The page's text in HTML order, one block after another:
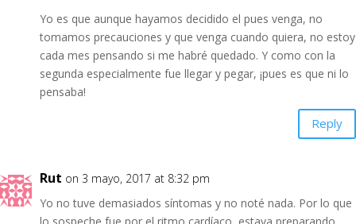
Yo es que aunque hayamos decidido el pues venga, no
tomamos precauciones y que venga cuando quiera, no estoy
cada mes pensando si me habré quedado. Y como con la
segunda especialmente fue llegar y pegar, ¡pues es que ni lo
pensaba!
Reply
Rut on 3 mayo, 2017 at 8:32 pm
Yo no tuve demasiados síntomas y no noté nada. Por lo que